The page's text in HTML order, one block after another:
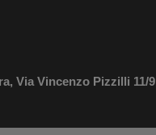
Via Vincenzo Pizzilli 11/9